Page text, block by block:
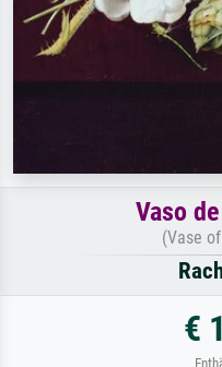
Vaso
(Vase
€